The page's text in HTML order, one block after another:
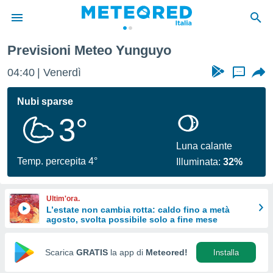
di
per
le
di
Web
Previsioni Meteo Yunguyo
04:40 Venerdì ...
Nubi sparse
3°
Temp. percepita 4°
Luna calante
Illuminata:32%
Ultim'ora.
L’estate non cambia rotta: caldo fino a metà
agosto, svolta possibile solo a fine mese
Scarica GRATIS la app di Meteored! Installa